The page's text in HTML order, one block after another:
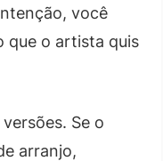
você
que o artista quis
Se o
arranjo,